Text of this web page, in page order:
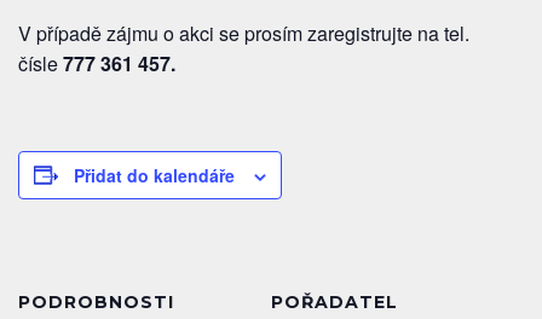
V případě zájmu o akci se prosím zaregistrujte na tel.
čísle777 361 457.
Přidat do kalendáře
PODROBNOSTI POŘADATEL